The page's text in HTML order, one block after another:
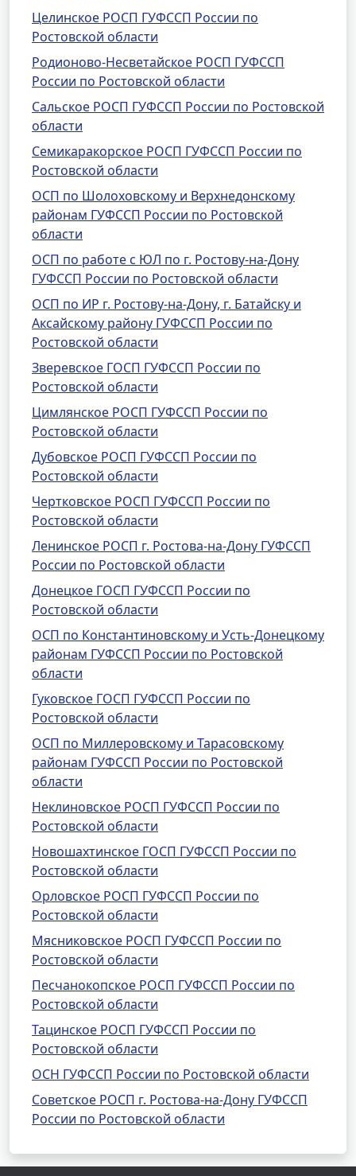
Целинское РОСП ГУФССП России по
Ростовской области
Родионово-Несветайское РОСП ГУФССП
России по Ростовской области
Сальское РОСП ГУФССП России по Ростовской
области
Семикаракорское РОСП ГУФССП России по
Ростовской области
ОСП по Шолоховскому и Верхнедонскому
районам ГУФССП России по Ростовской
области
ОСП по работе с ЮЛ по г. Ростову-на-Дону
ГУФССП России по Ростовской области
ОСП по ИР г. Ростову-на-Дону, г. Батайску и
Аксайскому району ГУФССП России по
Ростовской области
Зверевское ГОСП ГУФССП России по
Ростовской области
Цимлянское РОСП ГУФССП России по
Ростовской области
Дубовское РОСП ГУФССП России по
Ростовской области
Чертковское РОСП ГУФССП России по
Ростовской области
Ленинское РОСП г. Ростова-на-Дону ГУФССП
России по Ростовской области
Донецкое ГОСП ГУФССП России по
Ростовской области
ОСП по Константиновскому и Усть-Донецкому
районам ГУФССП России по Ростовской
области
Гуковское ГОСП ГУФССП России по
Ростовской области
ОСП по Миллеровскому и Тарасовскому
районам ГУФССП России по Ростовской
области
Неклиновское РОСП ГУФССП России по
Ростовской области
Новошахтинское ГОСП ГУФССП России по
Ростовской области
Орловское РОСП ГУФССП России по
Ростовской области
Мясниковское РОСП ГУФССП России по
Ростовской области
Песчанокопское РОСП ГУФССП России по
Ростовской области
Тацинское РОСП ГУФССП России по
Ростовской области
ОСН ГУФССП России по Ростовской области
Советское РОСП г. Ростова-на-Дону ГУФССП
России по Ростовской области